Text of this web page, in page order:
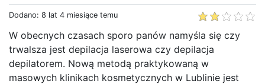
Dodano: 8 lat 4 miesiące temu
W obecnych czasach sporo panów namyśla się czy
trwalsza jest depilacja laserowa czy depilacja
depilatorem. Nową metodą praktykowaną w
masowych klinikach kosmetycznych w Lublinie jest